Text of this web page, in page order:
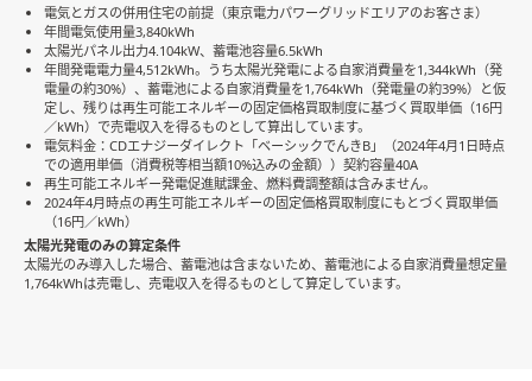
電気とガスの併用住宅の前提（東京電力パワーグリッドエリアのお客さま）
年間電気使用量3,840kWh
太陽光パネル出力4.104kW、蓄電池容量6.5kWh
年間発電電力量4,512kWh。うち太陽光発電による自家消費量を1,344kWh（発
電量の約30%）、蓄電池による自家消費量を1,764kWh（発電量の約39%）と仮
定し、残りは再生可能エネルギーの固定価格買取制度に基づく買取単価（16円
／kWh）で売電収入を得るものとして算出しています。
電気料金：CDエナジーダイレクト「ベーシックでんきB」（2024年4月1日時点
での適用単価（消費税等相当額10%込みの金額））契約容量40A
再生可能エネルギー発電促進賦課金、燃料費調整額は含みません。
2024年4月時点の再生可能エネルギーの固定価格買取制度にもとづく買取単価
（16円／kWh）
太陽光発電のみの算定条件
太陽光のみ導入した場合、蓄電池は含まないため、蓄電池による自家消費量想定量
1,764kWhは売電し、売電収入を得るものとして算定しています。